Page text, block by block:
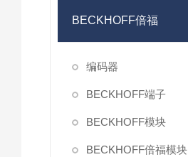
BECKHOFF倍福
编码器
BECKHOFF端子
BECKHOFF模块
BECKHOFF倍福模块